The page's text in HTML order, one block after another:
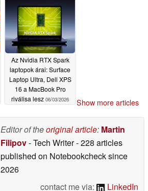
06/03/2026
Az Nvidia RTX Spark
laptopok árai: Surface
Laptop Ultra, Dell XPS
16 a MacBook Pro
riválisa lesz 06/03/2026 Show more articles
Editor of theoriginal article: Martin
Filipov- Tech Writer- 228 articles
published on Notebookchecksince
2026
contact me via:
LinkedIn